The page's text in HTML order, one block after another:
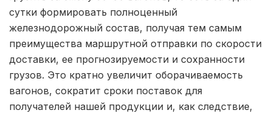
сутки формировать полноценный
железнодорожный состав, получая тем самым
преимущества маршрутной отправки по скорости
доставки, ее прогнозируемости и сохранности
грузов. Это кратно увеличит оборачиваемость
вагонов, сократит сроки поставок для
получателей нашей продукции и, как следствие,